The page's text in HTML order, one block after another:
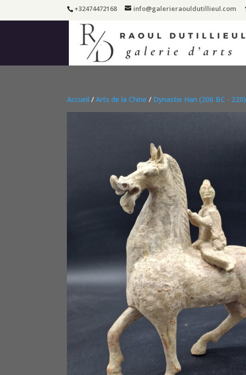
+32474472168 info@galerieraouldutillieul.com
Accueil /Arts de la Chine / Dynastie Han (206 BC - 220)